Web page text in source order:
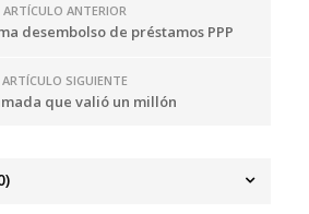
ARTÍCULO ANTERIOR
desembolso de préstamos PPP
ARTÍCULO SIGUIENTE
que valió un millón